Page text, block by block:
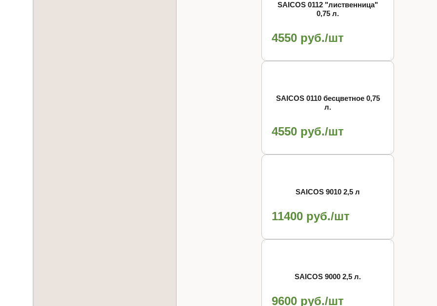
SAICOS 0112 "лиственница"
0,75 л.
4550 руб./шт
SAICOS 0110 бесцветное 0,75
л.
4550 руб./шт
SAICOS 9010 2,5 л
11400 руб./шт
SAICOS 9000 2,5 л.
9600 руб./шт